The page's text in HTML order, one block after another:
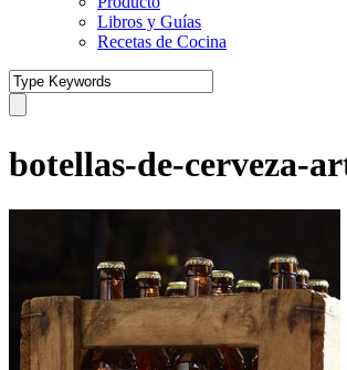
Libros y Guías
Recetas de Cocina
botellas-de-cerveza-